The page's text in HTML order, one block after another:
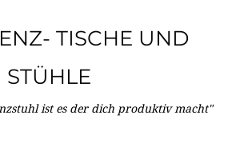
TISCHE UND
STÜHLE
ist es der dich produktiv macht"